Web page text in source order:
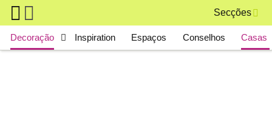
Skip to main content
Secções
Main navigation
Decoração Inspiration Espaços Conselhos Casas